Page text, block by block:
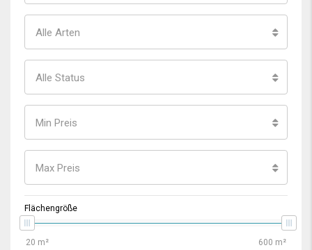
Alle Arten
Alle Status
Min Preis
Max Preis
Flächengröße